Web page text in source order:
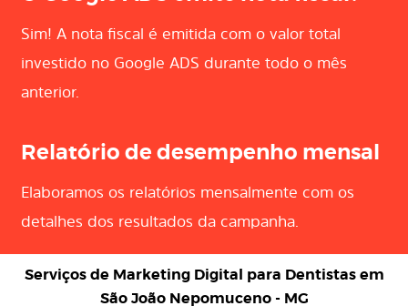
Sim! A nota fiscal é emitida com o valor total
investido no Google ADS durante todo o mês
anterior.
Relatório de desempenho mensal
Elaboramos os relatórios mensalmente com os
detalhes dos resultados da campanha.
Serviços de Marketing Digital para Dentistas em
São João Nepomuceno - MG